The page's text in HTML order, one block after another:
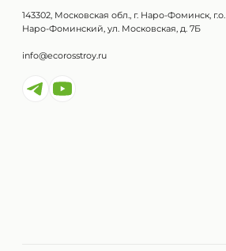
143302, Московская обл., г. Наро-Фоминск, г.о.
Наро-Фоминский, ул. Московская, д. 7Б
info@ecorosstroy.ru